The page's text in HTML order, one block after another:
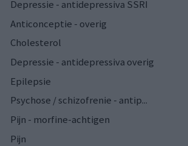
Depressie - antidepressiva SSRI
Anticonceptie - overig
Cholesterol
Depressie - antidepressiva overig
Epilepsie
Psychose / schizofrenie - antip...
Pijn - morfine-achtigen
Pijn